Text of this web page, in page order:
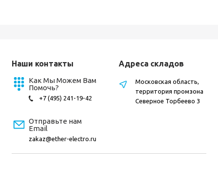
Наши контакты
Как Мы Можем Вам
Помочь?
+7 (495) 241-19-42
Отправьте нам
Email
zakaz@ether-electro.ru
Адреса складов
Московская область,
территория промзона
Северное Торбеево 3